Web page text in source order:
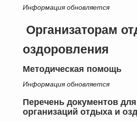
Информация обновляется
Организаторам
оздоровления
Методическая помощь
Информация обновляется
Перечень документов
организаций отдыха и